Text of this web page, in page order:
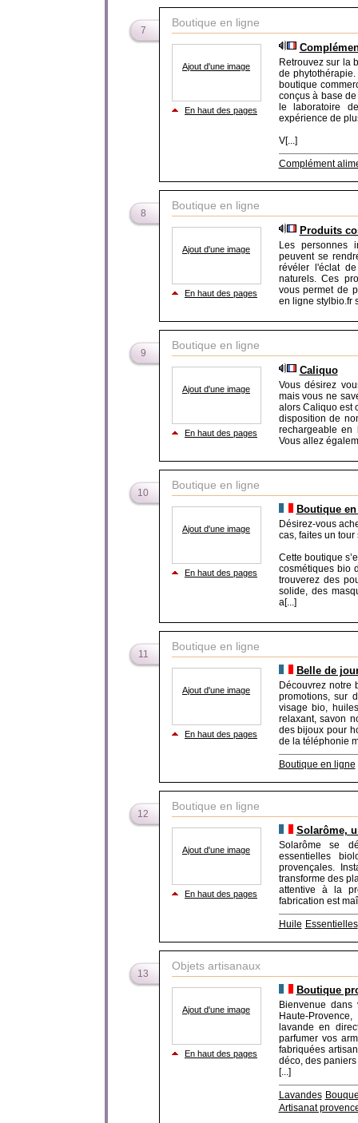
7
Boutique en ligne
Ajout d'une image
En haut des pages
Retrouvez sur la
de
boutique
conçus à base
le laboratoire
expérience de
V[...]
Complément
8
Boutique en ligne
Ajout d'une image
En haut des pages
Produits
Les personnes
peuvent se
révéler l'éclat
naturels. Ces
vous permet de
en ligne stylbio.fr
9
Boutique en ligne
Ajout d'une image
En haut des pages
Caliquo
Vous désirez
mais vous ne
alors Caliquo est
disposition de
rechargeable
Vous allez
10
Boutique en ligne
Ajout d'une image
En haut des pages
Boutique
Désirez-vous
cas, faites un
Cette boutique
cosmétiques bio
trouverez des
solide, des
a[...]
11
Boutique en ligne
Ajout d'une image
En haut des pages
Belle de
Découvrez notre
promotions, sur
visage bio,
relaxant, savon
des bijoux pour
de la téléphonie
Boutique en ligne
12
Boutique en ligne
Ajout d'une image
En haut des pages
Solarôme,
Solarôme se
essentielles
provençales.
transforme des
attentive à la
fabrication est
Huile Essentielles
13
Objets artisanaux
Ajout d'une image
En haut des pages
Boutique
Bienvenue
Haute-
lavande en
parfumer vos
fabriquées
déco, des
[...]
Lavandes
Artisanat